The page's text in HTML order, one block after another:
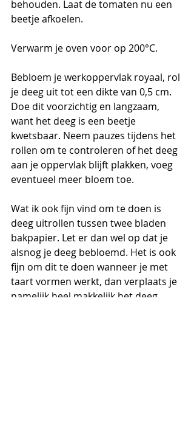
behouden. Laat de tomaten nu een
beetje afkoelen.
Verwarm je oven voor op 200°C.
Bebloem je werkoppervlak royaal, rol
je deeg uit tot een dikte van 0,5 cm.
Doe dit voorzichtig en langzaam,
want het deeg is een beetje
kwetsbaar. Neem pauzes tijdens het
rollen om te controleren of het deeg
aan je oppervlak blijft plakken, voeg
eventueel meer bloem toe.
Wat ik ook fijn vind om te doen is
deeg uitrollen tussen twee bladen
bakpapier. Let er dan wel op dat je
alsnog je deeg bebloemd. Het is ook
fijn om dit te doen wanneer je met
taart vormen werkt, dan verplaats je
namelijk heel makkelijk het deeg.